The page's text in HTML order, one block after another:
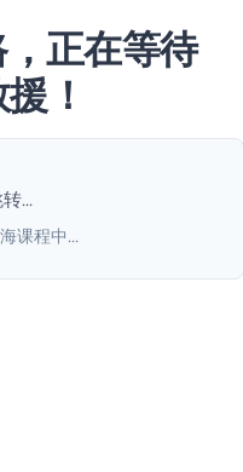
正在等待
！
...
课程中...